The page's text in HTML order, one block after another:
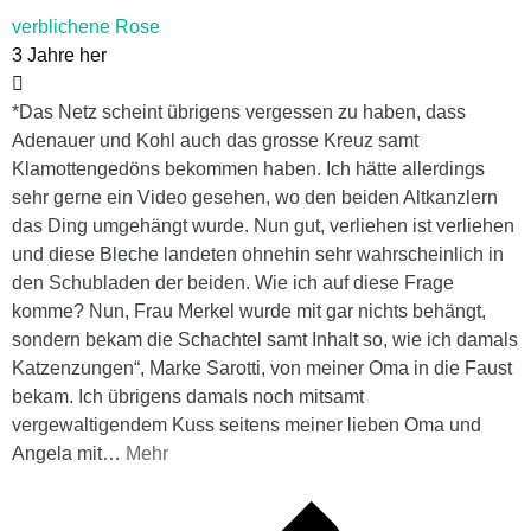
verblichene Rose
3 Jahre her
*Das Netz scheint übrigens vergessen zu haben, dass
Adenauer und Kohl auch das grosse Kreuz samt
Klamottengedöns bekommen haben. Ich hätte allerdings
sehr gerne ein Video gesehen, wo den beiden Altkanzlern
das Ding umgehängt wurde. Nun gut, verliehen ist verliehen
und diese Bleche landeten ohnehin sehr wahrscheinlich in
den Schubladen der beiden. Wie ich auf diese Frage
komme? Nun, Frau Merkel wurde mit gar nichts behängt,
sondern bekam die Schachtel samt Inhalt so, wie ich damals
Katzenzungen“, Marke Sarotti, von meiner Oma in die Faust
bekam. Ich übrigens damals noch mitsamt
vergewaltigendem Kuss seitens meiner lieben Oma und
Angela mit… Mehr